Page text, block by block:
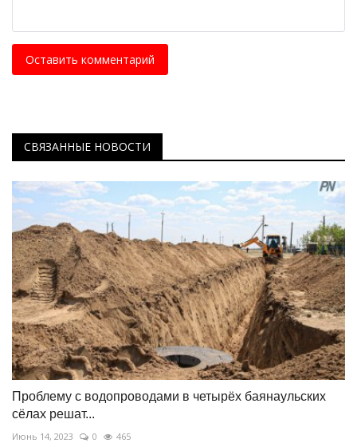
Оставить комментарий
СВЯЗАННЫЕ НОВОСТИ
Проблему с водопроводами в четырёх баянаульских
сёлах решат...
Июнь 14, 2023 0 465